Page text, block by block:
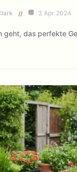
3 Apr. 2024
geht, das perfekte